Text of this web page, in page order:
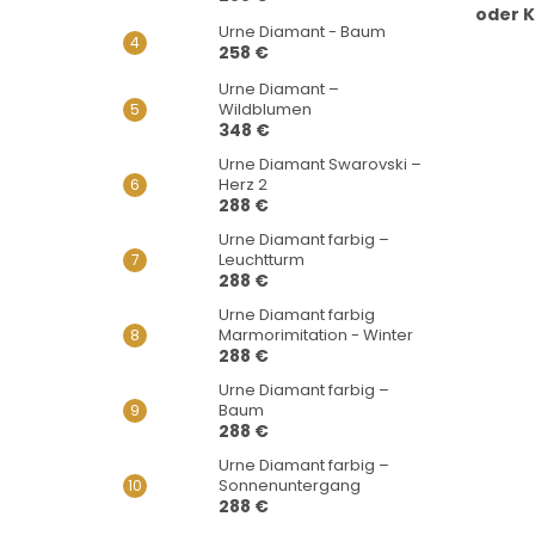
Urne Diamant - Baum
258 €
Urne Diamant –
Wildblumen
348 €
Urne Diamant Swarovski –
Herz 2
288 €
Urne Diamant farbig –
Leuchtturm
288 €
Urne Diamant farbig
Marmorimitation - Winter
288 €
Urne Diamant farbig –
Baum
288 €
Urne Diamant farbig –
Sonnenuntergang
288 €
oder